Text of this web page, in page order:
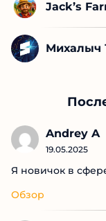
Михалыч
Andrey A
Я новичок в
Обзор